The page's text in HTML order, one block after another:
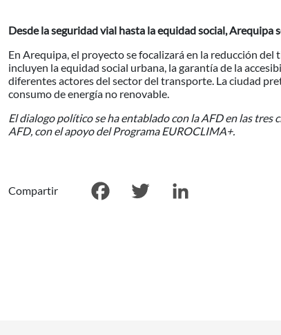
Desde la seguridad vial hasta la equidad social,
En Arequipa, el proyecto se focalizará en la reducción
incluyen la equidad social urbana, la garantía de la
diferentes actores del sector del transporte. La ciudad
consumo de energía no renovable.
El dialogo político se ha entablado con la AFD en las tres
AFD, con el apoyo del Programa EUROCLIMA+.
Compartir